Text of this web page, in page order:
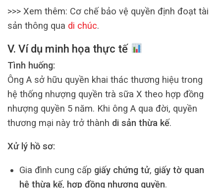
>>> Xem thêm: Cơ chế bảo vệ quyền định đoạt tài
sản thông qua di chúc.
V. Ví dụ minh họa thực tế
Tình huống:
Ông A sở hữu quyền khai thác thương hiệu trong
hệ thống nhượng quyền trà sữa X theo hợp đồng
nhượng quyền 5 năm. Khi ông A qua đời, quyền
thương mại này trở thành di sản thừa kế.
Xử lý hồ sơ:
Gia đình cung cấp giấy chứng tử, giấy tờ quan
hệ thừa kế, hợp đồng nhượng quyền.